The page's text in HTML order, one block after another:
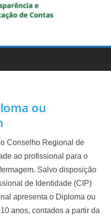
ou
Conselho Regional de
ao profissional para o
Salvo disposição
de Identidade (CIP)
apresenta o Diploma ou
anos, contados a partir da